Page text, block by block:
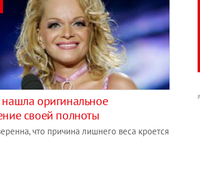
оригинальное
своей полноты
что причина лишнего веса кроется